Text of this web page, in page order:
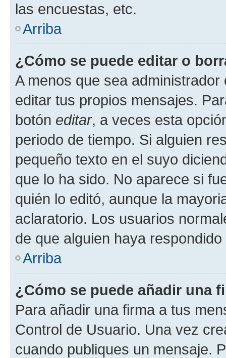
las encuestas, etc.
Arriba
¿Cómo se puede editar o
A menos que sea
editar tus propios mensajes.
botón editar, a veces esta
periodo de tiempo. Si alguien
pequeño texto en el suyo
que lo ha sido. No aparece si
quién lo editó, aunque la
aclaratorio. Los usuarios
de que alguien haya
Arriba
¿Cómo se puede añadir una
Para añadir una firma a tus
Control de Usuario. Una vez
cuando publiques un mensaje.